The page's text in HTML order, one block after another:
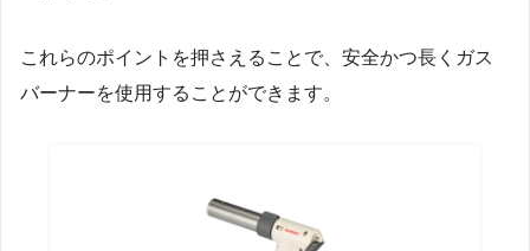
これらのポイントを押さえることで、安全かつ長くガス
バーナーを使用することができます。